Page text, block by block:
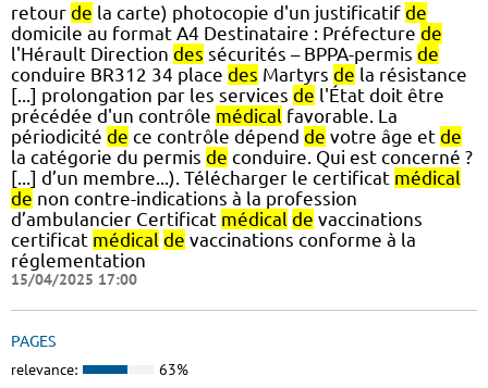
retour de la carte) photocopie d'un justificatif de
domicile au format A4 Destinataire : Préfecture de
l'Hérault Direction des sécurités – BPPA-permis de
conduire BR312 34 place des Martyrs de la résistance
[...] prolongation par les services de l'État doit être
précédée d'un contrôle médical favorable. La
périodicité de ce contrôle dépend de votre âge et de
la catégorie du permis de conduire. Qui est concerné ?
[...] d’un membre...). Télécharger le certificat médical
de non contre-indications à la profession
d’ambulancier Certificat médical de vaccinations
certificat médical de vaccinations conforme à la
réglementation
15/04/2025 17:00
PAGES
relevance: 63%